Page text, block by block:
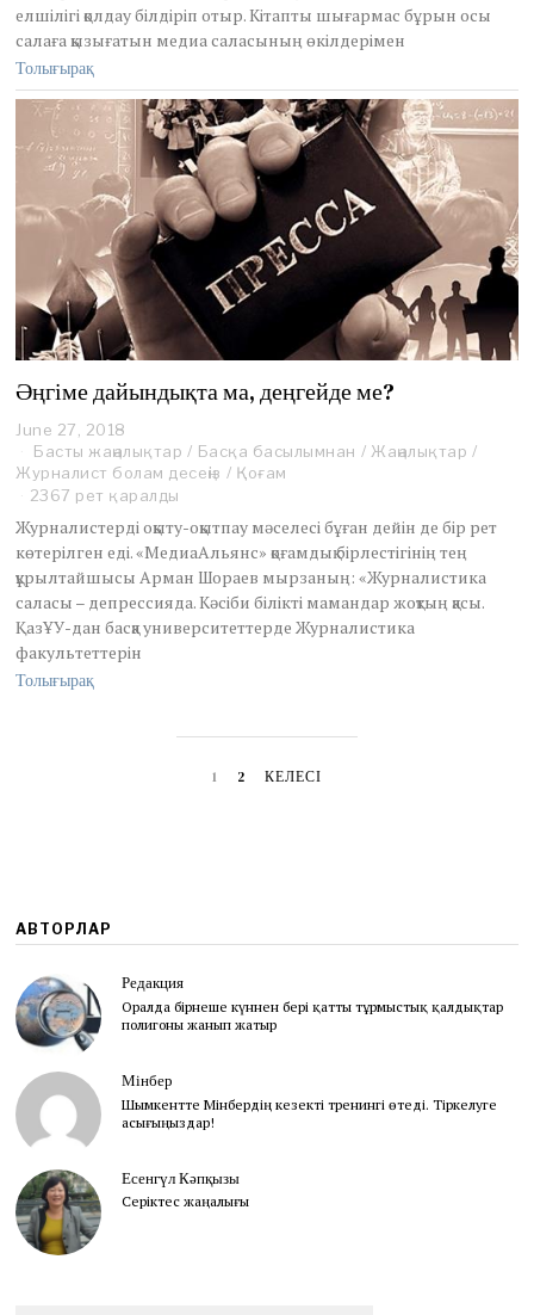
елшілігі қолдау білдіріп отыр. Кітапты шығармас бұрын осы
салаға қызығатын медиа саласының өкілдерімен
Толығырақ
Әңгіме дайындықта ма, деңгейде ме?
June 27, 2018
u
n
e
7
,
2
0
1
8
Басты жаңалықтар / Басқа басылымнан / Жаңалықтар /
Журналист болам десеңіз / Қоғам
2367 рет қаралды
Журналистерді оқыту-оқытпау мәселесі бұған дейін де бір рет
көтерілген еді. «МедиаАльянс» қоғамдық бірлестігінің тең
құрылтайшысы Арман Шораев мырзаның: «Журналистика
саласы – депрессияда. Кәсіби білікті мамандар жоқтың қасы.
ҚазҰУ-дан басқа университеттерде Журналистика
факультеттерін
Толығырақ
1 2 КЕЛЕСІ
АВТОРЛАР
Редакция
Оралда бірнеше күннен бері қатты тұрмыстық қалдықтар
полигоны жанып жатыр
Мінбер
Шымкентте Мінбердің кезекті тренингі өтеді. Тіркелуге
асығыңыздар!
Есенгүл Кәпқызы
Серіктес жаңалығы